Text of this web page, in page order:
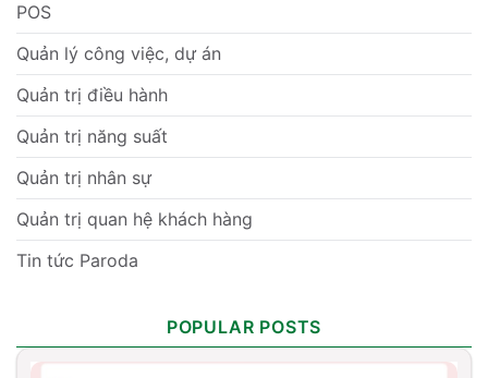
POS
Quản lý công việc, dự án
Quản trị điều hành
Quản trị năng suất
Quản trị nhân sự
Quản trị quan hệ khách hàng
Tin tức Paroda
POPULAR POSTS